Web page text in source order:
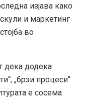
изјава како
и маркетинг
во
дека додека
„брзи процеси“
е сосема